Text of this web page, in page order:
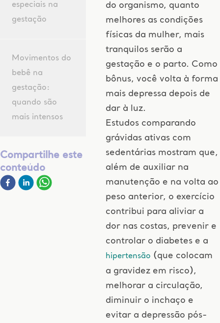
especiais na
gestação
Movimentos do
bebê na
gestação:
quando são
mais intensos
Compartilhe este
conteúdo
do organismo, quanto
melhores as condições
físicas da mulher, mais
tranquilos serão a
gestação e o parto. Como
bônus, você volta à forma
mais depressa depois de
dar à luz.
Estudos comparando
grávidas ativas com
sedentárias mostram que,
além de auxiliar na
manutenção e na volta ao
peso anterior, o exercício
contribui para aliviar a
dor nas costas, prevenir e
controlar o diabetes e a
hipertensão (que colocam
a gravidez em risco),
melhorar a circulação,
diminuir o inchaço e
evitar a depressão pós-